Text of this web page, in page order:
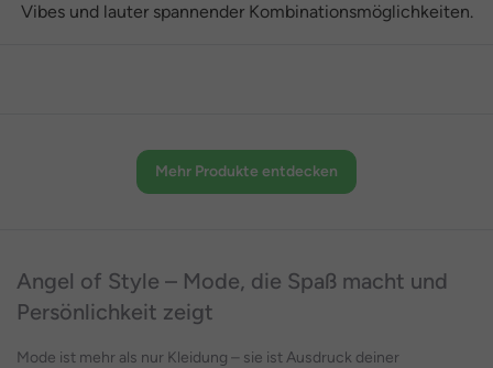
Vibes und lauter spannender Kombinationsmöglichkeiten.
Mehr Produkte entdecken
Angel of Style – Mode, die Spaß macht und
Persönlichkeit zeigt
Mode ist mehr als nur Kleidung – sie ist Ausdruck deiner